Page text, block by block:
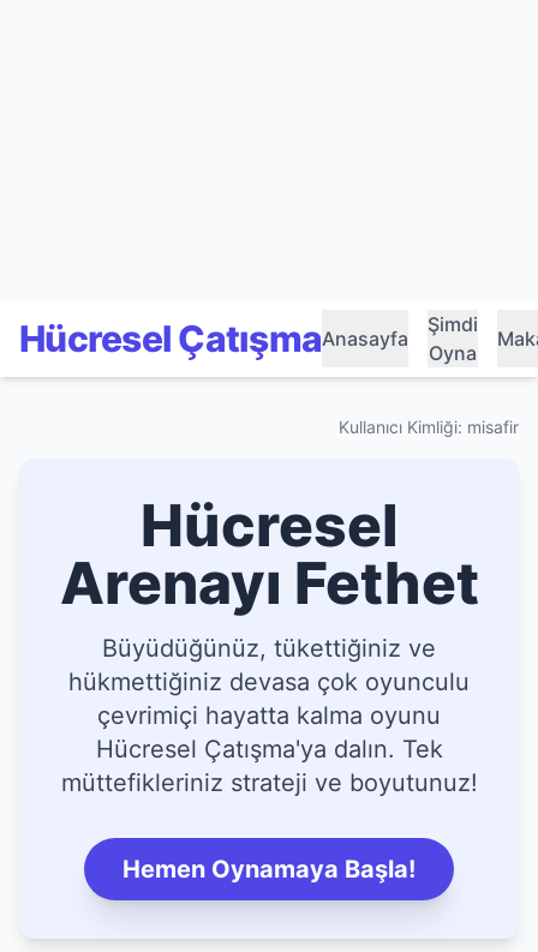
Hücresel ÇatışmaAnasayfa
Şimdi
Oyna
Kullanıcı Kimliği: misafir
Hücresel
Arenayı Fethet
Büyüdüğünüz, tükettiğiniz ve
hükmettiğiniz devasa çok oyunculu
çevrimiçi hayatta kalma oyunu
Hücresel Çatışma'ya dalın. Tek
müttefikleriniz strateji ve boyutunuz!
Hemen Oynamaya Başla!